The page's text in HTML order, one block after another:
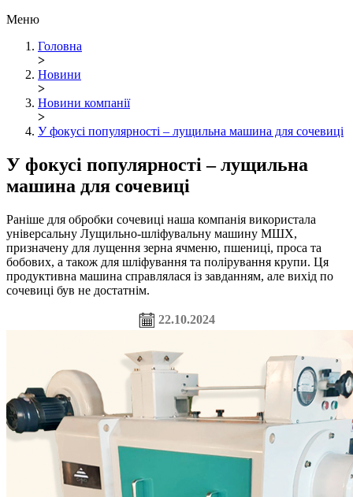
Меню
Головна
>
Новини
>
Новини компанії
>
У фокусі популярності – лущильна машина для сочевиці
У фокусі популярності – лущильна
машина для сочевиці
Раніше для обробки сочевиці наша компанія використала
універсальну Лущильно-шліфувальну машину МШХ,
призначену для лущення зерна ячменю, пшениці, проса та
бобових, а також для шліфування та полірування крупи. Ця
продуктивна машина справлялася із завданням, але вихід по
сочевиці був не достатнім.
22.10.2024